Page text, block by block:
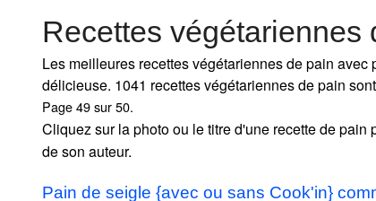
Recettes végétariennes
Les meilleures recettes végétariennes de pain
délicieuse. 1041 recettes végétariennes de pain
Page 49 sur 50.
Cliquez sur la photo ou le titre d'une recette de pain
de son auteur.
Pain de seigle {avec ou sans Cook'in}